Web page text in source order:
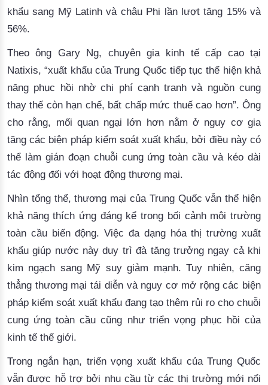
khẩu sang Mỹ Latinh và châu Phi lần lượt tăng 15% và
56%.
Theo ông Gary Ng, chuyên gia kinh tế cấp cao tại
Natixis, “xuất khẩu của Trung Quốc tiếp tục thể hiện khả
năng phục hồi nhờ chi phí cạnh tranh và nguồn cung
thay thế còn hạn chế, bất chấp mức thuế cao hơn”. Ông
cho rằng, mối quan ngại lớn hơn nằm ở nguy cơ gia
tăng các biện pháp kiểm soát xuất khẩu, bởi điều này có
thể làm gián đoạn chuỗi cung ứng toàn cầu và kéo dài
tác động đối với hoạt động thương mại.
Nhìn tổng thể, thương mại của Trung Quốc vẫn thể hiện
khả năng thích ứng đáng kể trong bối cảnh môi trường
toàn cầu biến động. Việc đa dạng hóa thị trường xuất
khẩu giúp nước này duy trì đà tăng trưởng ngay cả khi
kim ngạch sang Mỹ suy giảm mạnh. Tuy nhiên, căng
thẳng thương mại tái diễn và nguy cơ mở rộng các biện
pháp kiểm soát xuất khẩu đang tạo thêm rủi ro cho chuỗi
cung ứng toàn cầu cũng như triển vọng phục hồi của
kinh tế thế giới.
Trong ngắn hạn, triển vọng xuất khẩu của Trung Quốc
vẫn được hỗ trợ bởi nhu cầu từ các thị trường mới nổi